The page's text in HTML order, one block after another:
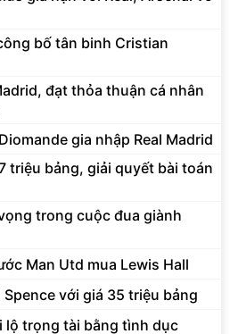
bố tân binh Cristian
đạt thỏa thuận cá nhân
gia nhập Real Madrid
triệu bảng, giải quyết bài toán
trong cuộc đua giành
Man Utd mua Lewis Hall
với giá 35 triệu bảng
lộ trọng tài bằng tình dục